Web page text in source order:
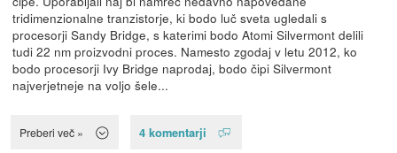
tridimenzionalne tranzistorje, ki bodo luč sveta ugledali s
procesorji Sandy Bridge, s katerimi bodo Atomi Silvermont delili
tudi 22 nm proizvodni proces. Namesto zgodaj v letu 2012, ko
bodo procesorji Ivy Bridge naprodaj, bodo čipi Silvermont
najverjetneje na voljo šele...
Preberi več » 4 komentarji